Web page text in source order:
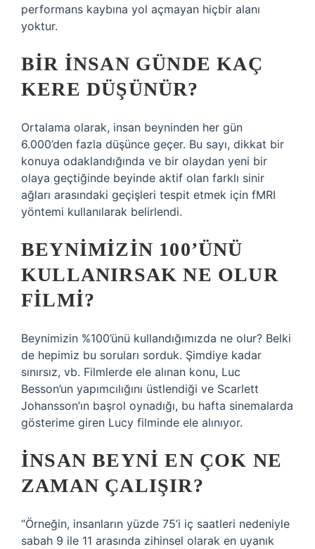
performans kaybına yol açmayan hiçbir alanı
yoktur.
BIR INSAN GÜNDE KAÇ
KERE DÜŞÜNÜR?
Ortalama olarak, insan beyninden her gün
6.000’den fazla düşünce geçer. Bu sayı, dikkat bir
konuya odaklandığında ve bir olaydan yeni bir
olaya geçtiğinde beyinde aktif olan farklı sinir
ağları arasındaki geçişleri tespit etmek için fMRI
yöntemi kullanılarak belirlendi.
BEYNIMIZIN 100’ÜNÜ
KULLANIRSAK NE OLUR
FILMI?
Beynimizin %100’ünü kullandığımızda ne olur? Belki
de hepimiz bu soruları sorduk. Şimdiye kadar
sınırsız, vb. Filmlerde ele alınan konu, Luc
Besson’un yapımcılığını üstlendiği ve Scarlett
Johansson’ın başrol oynadığı, bu hafta sinemalarda
gösterime giren Lucy filminde ele alınıyor.
İNSAN BEYNI EN ÇOK NE
ZAMAN ÇALIŞIR?
“Örneğin, insanların yüzde 75’i iç saatleri nedeniyle
sabah 9 ile 11 arasında zihinsel olarak en uyanık